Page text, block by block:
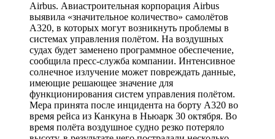
Airbus. Авиастроительная корпорация Airbus
выявила «значительное количество» самолётов
A320, в которых могут возникнуть проблемы в
системах управления полётом. На воздушных
судах будет заменено программное обеспечение,
сообщила пресс-служба компании. Интенсивное
солнечное излучение может повреждать данные,
имеющие решающее значение для
функционирования систем управления полётом.
Мера принята после инцидента на борту A320 во
время рейса из Канкуна в Ньюарк 30 октября. Во
время полёта воздушное судно резко потеряло